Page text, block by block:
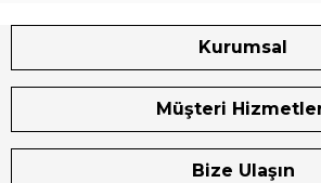
Kurumsal
Müşteri
Bize Ulaşın